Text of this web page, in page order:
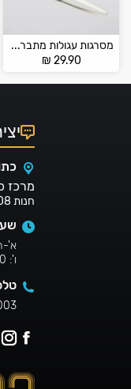
מסרגות עגולות מתברגות 10 ס"מ מבית Knitpro
₪ 29.90
מרכז
חנות 108, צמוד לאסותא
א'-ה':
ו': 10:00-13:00